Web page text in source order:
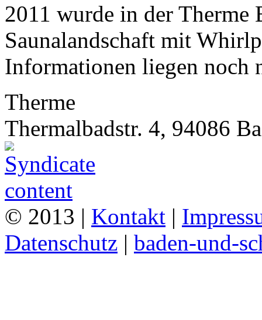
2011 wurde in der Therme
Saunalandschaft mit
Informationen liegen noch
Therme
Thermalbadstr. 4, 94086
© 2013 | Kontakt |
Datenschutz | baden-und-